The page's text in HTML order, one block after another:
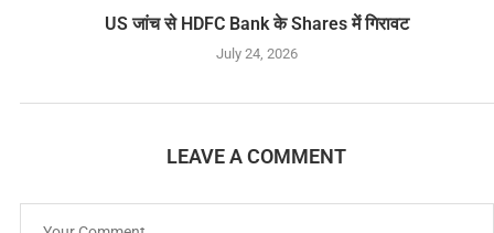
US जांच से HDFC Bank के Shares में गिरावट
July 24, 2026
LEAVE A COMMENT